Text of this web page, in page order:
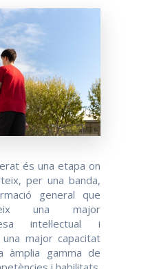
és una etapa on
per una banda,
general que
una major
intel·lectual i
major capacitat
àmplia gamma de